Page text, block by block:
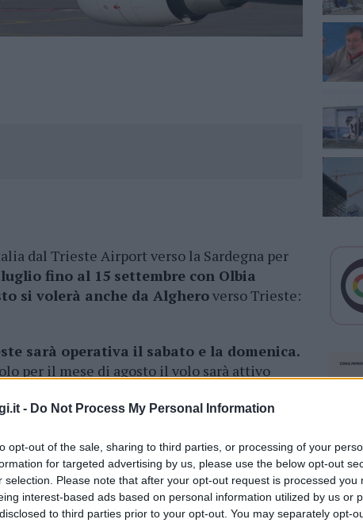
- Do Not Process My Personal Information
opt-out of the sale, sharing to third parties, or processing of your
for targeted advertising by us, please use the below opt-out
selection. Please note that after your opt-out request is processed you
interest-based ads based on personal information utilized by us or
to third parties prior to your opt-out. You may separately opt-
dal Trieste Airport verso la Sardegna per
fino al 15 settembre con Olbia
si volerà anche da Algheroverso Trieste:
sarà operativa il sabato e la domenica.
per il mese di agosto il volo sarà attivo
venerdì e domenica.
cliccandoqui